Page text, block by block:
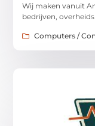
Wij maken vanuit
bedrijven,
Computers /